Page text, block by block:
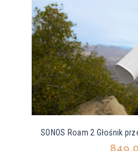
SONOS Roam 2 Głośnik